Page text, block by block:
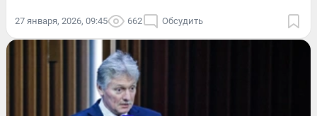
27 января, 2026, 09:45 662 Обсудить